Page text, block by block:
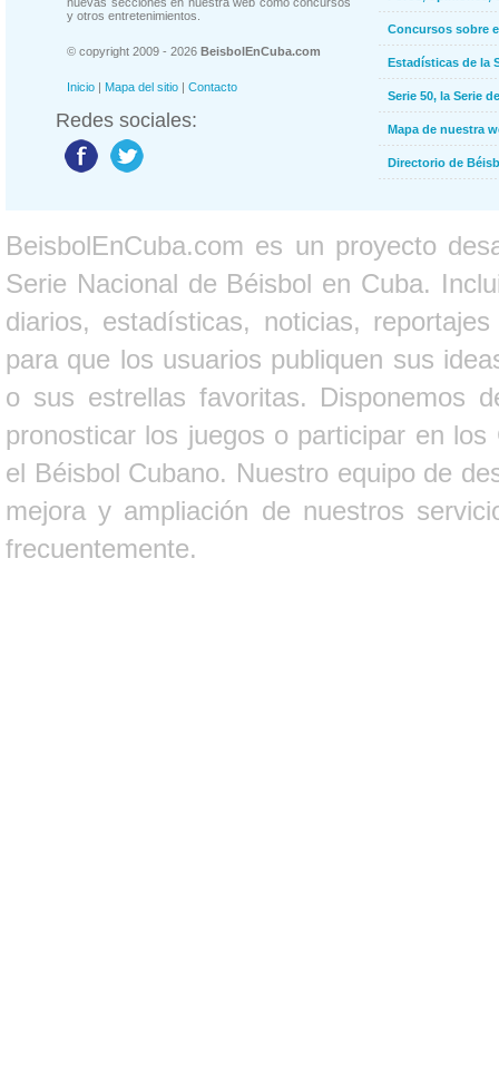
y otros entretenimientos.
© copyright 2009 - 2026 BeisbolEnCuba.com
Inicio | Mapa del sitio | Contacto
Redes sociales:
Concursos sobre
Estadísticas de la
Serie 50, la Serie
Mapa de nuestra
Directorio de
BeisbolEnCuba.com es un proyecto
Serie Nacional de Béisbol en Cuba.
diarios, estadísticas, noticias,
para que los usuarios publiquen sus
o sus estrellas favoritas. Disponemos
pronosticar los juegos o participar en
el Béisbol Cubano. Nuestro equipo de
mejora y ampliación de nuestros
frecuentemente.